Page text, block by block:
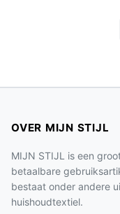
OVER MIJN STIJL
MIJN STIJL is een
betaalbare
bestaat onder andere
huishoudtextiel.